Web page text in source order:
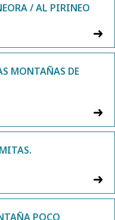
/ AL PIRINEO
MONTAÑAS DE
POCO